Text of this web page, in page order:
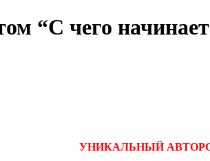
“С чего
УНИКАЛЬНЫЙ